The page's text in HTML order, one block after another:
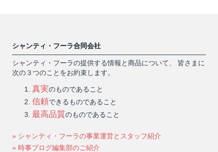
シャンティ・フーラ合同会社
シャンティ・フーラの提供する情報と商品について、 皆さまに
次の３つのことをお約束します。
真実のものであること
信頼できるものであること
最高品質のものであること
» シャンティ・フーラの事業運営とスタッフ紹介
» 時事ブログ編集部のご紹介